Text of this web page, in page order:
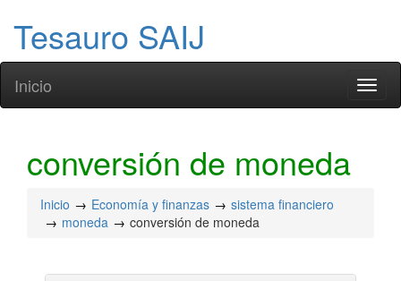
Tesauro SAIJ
Inicio
conversión de moneda
Inicio Economía y finanzas
sistema financiero
moneda
conversión de moneda